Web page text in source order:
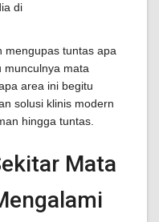
di
mengupas tuntas apa
munculnya mata
area ini begitu
solusi klinis modern
hingga tuntas.
Mata